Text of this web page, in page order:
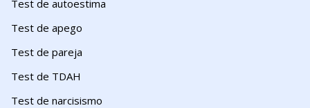
Test de autoestima
Test de apego
Test de pareja
Test de TDAH
Test de narcisismo